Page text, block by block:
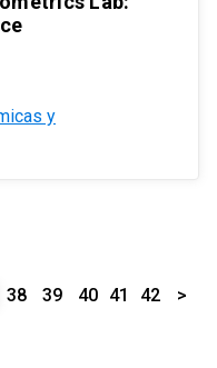
y
38 39 40 41 42 >